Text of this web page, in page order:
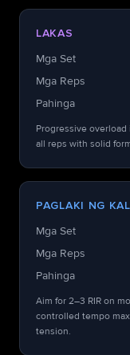
LAKAS
Mga Set
Mga Reps
Pahinga
Progressive
all reps with solid
PAGLAKI NG
Mga Set
Mga Reps
Pahinga
Aim for 2–3 RIR on
controlled tempo
tension.